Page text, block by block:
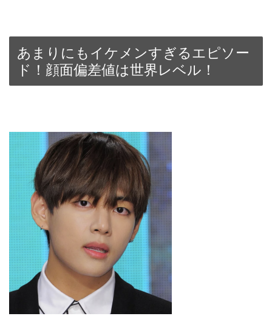
あまりにもイケメンすぎるエピソー
ド！顔面偏差値は世界レベル！